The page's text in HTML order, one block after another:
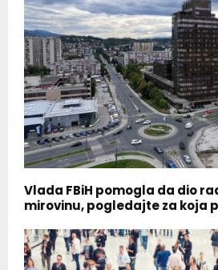
Vlada FBiH pomogla da dio
mirovinu, pogledajte za koja